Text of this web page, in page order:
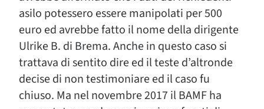
asilo potessero essere manipolati per 500
euro ed avrebbe fatto il nome della dirigente
Ulrike B. di Brema. Anche in questo caso si
trattava di sentito dire ed il teste d’altronde
decise di non testimoniare ed il caso fu
chiuso. Ma nel novembre 2017 il BAMF ha